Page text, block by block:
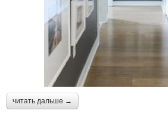
читать дальше →